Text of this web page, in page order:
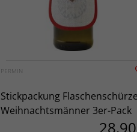
PERMIN
Stickpackung Flaschenschürze
Weihnachtsmänner 3er-Pack
28,90